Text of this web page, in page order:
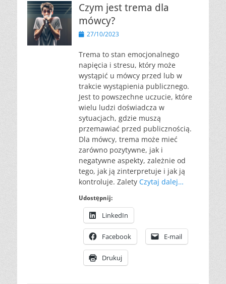
Czym jest trema dla
mówcy?
Opublikowano
27/10/2023
Trema to stan emocjonalnego
napięcia i stresu, który może
wystąpić u mówcy przed lub w
trakcie wystąpienia publicznego.
Jest to powszechne uczucie, które
wielu ludzi doświadcza w
sytuacjach, gdzie muszą
przemawiać przed publicznością.
Dla mówcy, trema może mieć
zarówno pozytywne, jak i
negatywne aspekty, zależnie od
tego, jak ją zinterpretuje i jak ją
kontroluje. Zalety Czytaj dalej…
Udostępnij:
LinkedIn
Facebook E-mail
Drukuj